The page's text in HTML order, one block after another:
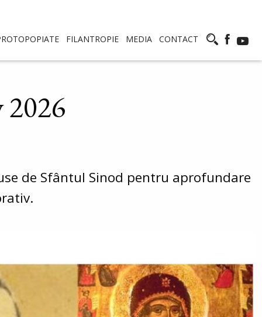
FILANTROPIE MEDIA CONTACT
de Sfântul Sinod pentru aprofundare